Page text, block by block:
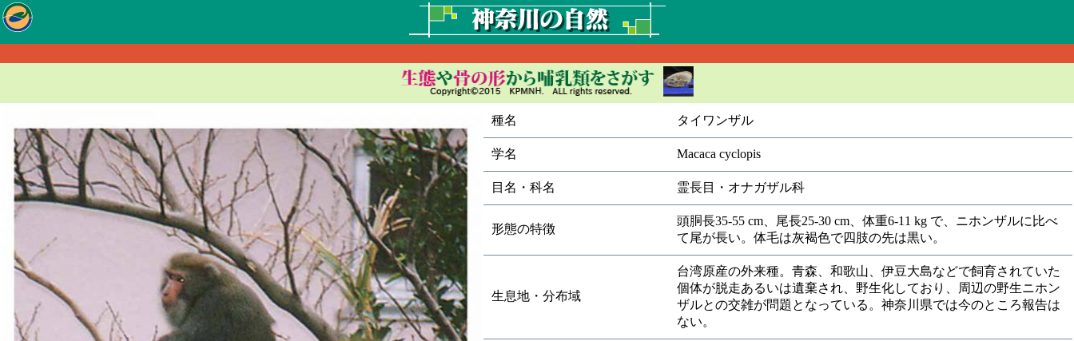
種名 タイワンザル
学名 Macaca cyclopis
目名・科名 霊長目・オナガザル科
形態の特徴
頭胴長35-55 cm、尾長25-30 cm、体重6-11 kg で、ニホンザルに比べ
て尾が長い。体毛は灰褐色で四肢の先は黒い。
生息地・分布域
台湾原産の外来種。青森、和歌山、伊豆大島などで飼育されていた
個体が脱走あるいは遺棄され、野生化しており、周辺の野生ニホン
ザルとの交雑が問題となっている。神奈川県では今のところ報告は
ない。